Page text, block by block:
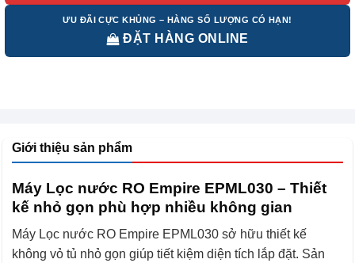
ƯU ĐÃI CỰC KHỦNG – HÀNG SỐ LƯỢNG CÓ HẠN!
ĐẶT HÀNG ONLINE
Giới thiệu sản phẩm
Máy Lọc nước RO Empire EPML030 – Thiết
kế nhỏ gọn phù hợp nhiều không gian
Máy Lọc nước RO Empire EPML030 sở hữu thiết kế
không vỏ tủ nhỏ gọn giúp tiết kiệm diện tích lắp đặt. Sản